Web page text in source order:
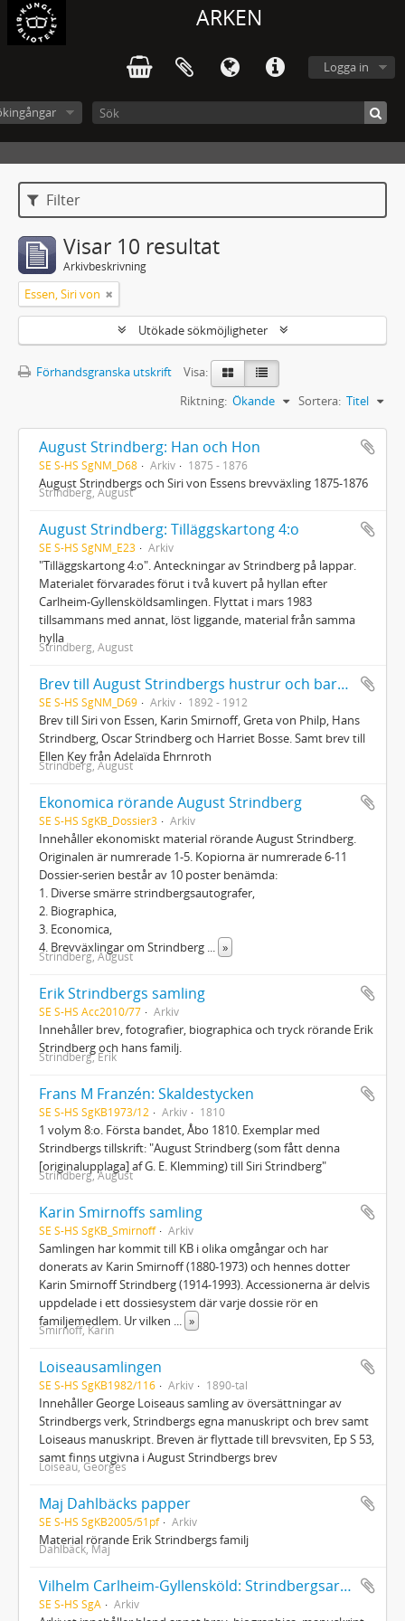
ARKEN
Logga in
Filter
Visar 10 resultat
Arkivbeskrivning
Essen, Siri von
Utökade sökmöjligheter
Förhandsgranska utskrift
Visa:
Sortera: Titel
Riktning: Ökande
August Strindberg: Han och Hon
SE S-HS SgNM_D68 Arkiv 1875 - 1876
August Strindbergs och Siri von Essens brevväxling 1875-1876
Strindberg, August
August Strindberg: Tilläggskartong 4:o
SE S-HS SgNM_E23 Arkiv
"Tilläggskartong 4:o". Anteckningar av Strindberg på lappar.
Materialet förvarades förut i två kuvert på hyllan efter
Carlheim-Gyllensköldsamlingen. Flyttat i mars 1983
tillsammans med annat, löst liggande, material från samma
hylla
Strindberg, August
Brev till August Strindbergs hustrur och barn från skilda personer
SE S-HS SgNM_D69 Arkiv 1892 - 1912
Brev till Siri von Essen, Karin Smirnoff, Greta von Philp, Hans
Strindberg, Oscar Strindberg och Harriet Bosse. Samt brev till
Ellen Key från Adelaïda Ehrnroth
Strindberg, August
Ekonomica rörande August Strindberg
SE S-HS SgKB_Dossier3 Arkiv
Innehåller ekonomiskt material rörande August Strindberg.
Originalen är numrerade 1-5. Kopiorna är numrerade 6-11
Dossier-serien består av 10 poster benämda:
1. Diverse smärre strindbergsautografer,
2. Biographica,
3. Economica,
4. Brevväxlingar om Strindberg
»
Strindberg, August
Erik Strindbergs samling
SE S-HS Acc2010/77 Arkiv
Innehåller brev, fotografier, biographica och tryck rörande Erik
Strindberg och hans familj.
Strindberg, Erik
Frans M Franzén: Skaldestycken
SE S-HS SgKB1973/12 Arkiv 1810
1 volym 8:o. Första bandet, Åbo 1810. Exemplar med
Strindbergs tillskrift: "August Strindberg (som fått denna
[originalupplaga] af G. E. Klemming) till Siri Strindberg"
Strindberg, August
Karin Smirnoffs samling
SE S-HS SgKB_Smirnoff Arkiv
Samlingen har kommit till KB i olika omgångar och har
donerats av Karin Smirnoff (1880-1973) och hennes dotter
Karin Smirnoff Strindberg (1914-1993). Accessionerna är delvis
uppdelade i ett dossiesystem där varje dossie rör en
familjemedlem. Ur vilken
»
Smirnoff, Karin
Loiseausamlingen
SE S-HS SgKB1982/116 Arkiv 1890-tal
Innehåller George Loiseaus samling av översättningar av
Strindbergs verk, Strindbergs egna manuskript och brev samt
Loiseaus manuskript. Breven är flyttade till brevsviten, Ep S 53,
samt finns utgivna i August Strindbergs brev
Loiseau, Georges
Maj Dahlbäcks papper
SE S-HS SgKB2005/51pf Arkiv
Material rörande Erik Strindbergs familj
Dahlbäck, Maj
Vilhelm Carlheim-Gyllensköld: Strindbergsarkivet
SE S-HS SgA Arkiv